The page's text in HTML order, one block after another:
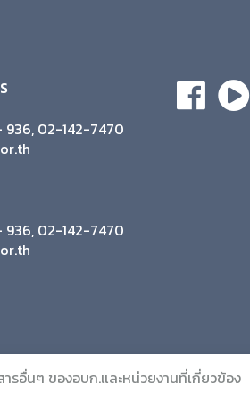
936, 02-142-7470
936, 02-142-7470
รอื่นๆ ของอบก.และหน่วยงานที่เกี่ยวข้อง